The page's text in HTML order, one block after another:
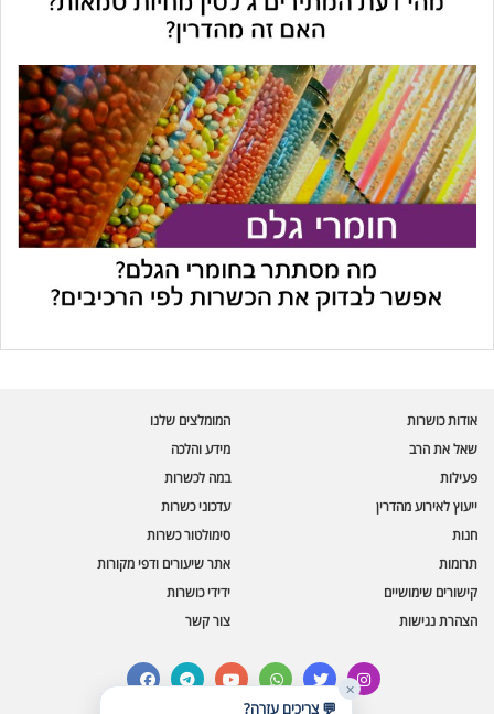
אודות כושרות
שאל את הרב
פעילות
ייעוץ לאירוע מהדרין
המומלצים שלנו
מידע והלכה
במה לכשרות
עדכוני כשרות
חנות
תרומות
קישורים שימושיים
הצהרת נגישות
סימולטור כשרות
אתר שיעורים ודפי מקורות
ידידי כושרות
צור קשר
facebooktelegramyoutubewhatsapptwitter
instagram
🪲 בדיקת חרקים
מספר כושרות ומאמרי האתר
🔀 תערובות כלים ומאכלים
✕
💬 צריכים עזרה?